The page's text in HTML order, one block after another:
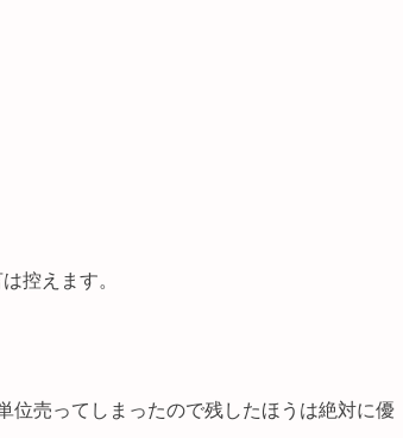
控えます。
位売ってしまったので残したほうは絶対に優